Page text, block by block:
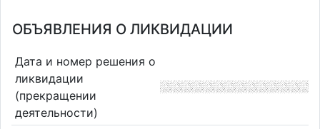
ОБЪЯВЛЕНИЯ О ЛИКВИДАЦИИ
Дата и номер решения о
ликвидации
(прекращении
деятельности)